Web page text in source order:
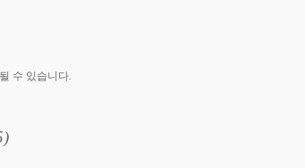
수 있습니다.